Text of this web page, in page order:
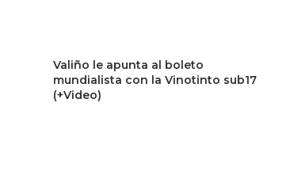
Valiño le apunta al boleto
mundialista con la Vinotinto sub17
(+Video)